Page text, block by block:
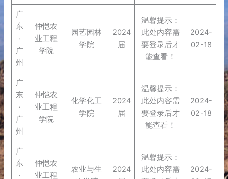
广
东
·
广
州
仲恺农
业工程
学院
园艺园林
学院
2024
届
温馨提示：
此处内容需
要登录后才
能查看！
2024-
02-18
广
东
·
广
州
仲恺农
业工程
学院
化学化工
学院
2024
届
温馨提示：
此处内容需
要登录后才
能查看！
2024-
02-18
广
东
·
仲恺农
业工程
农业与生
2024
温馨提示：
此处内容需
2024-